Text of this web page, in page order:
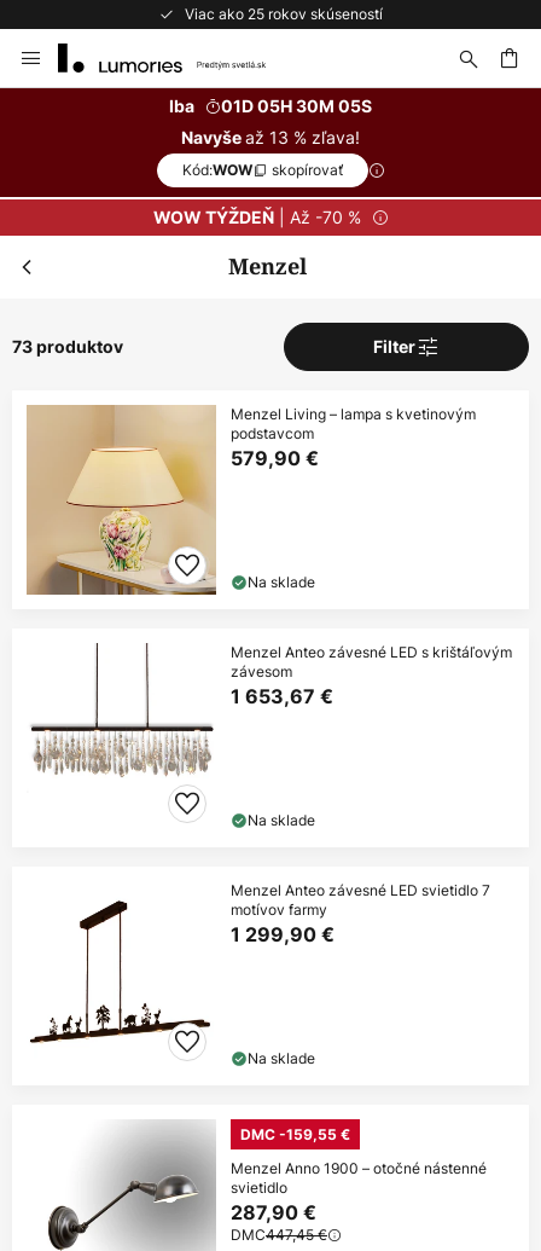
Bezplatné vrátenie do 50 dní
to
Iba
01D 05H 30M 04S
Navyšeaž 13 % zľava!
Kód:WOW skopírovať
WOW TÝŽDEŇ| Až -70 %
Menzel
73 produktov Filter
Menzel Living – lampa s kvetinovým
podstavcom
579,90 €
Na sklade
Menzel Anteo závesné LED s krištáľovým
závesom
1 653,67 €
Na sklade
Menzel Anteo závesné LED svietidlo 7
motívov farmy
1 299,90 €
Na sklade
DMC -159,55 €
Menzel Anno 1900 – otočné nástenné
svietidlo
287,90 €
DMC447,45 €